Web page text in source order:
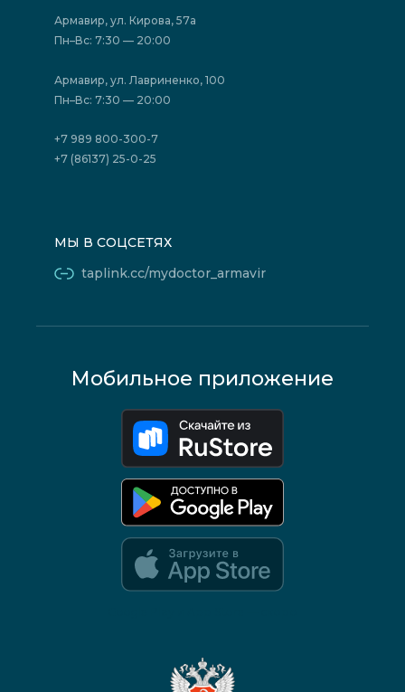
Фотогалерея
Политика конфиденциальности
Акции
Акции
Отзывы
Государственные программы
Юридическим лицам
Армавир, ул. Кирова, 57а
Пн–Вс: 7:30 — 20:00
Армавир, ул. Лавриненко, 100
Пн–Вс: 7:30 — 20:00
+7 989 800-300-7
+7 (86137) 25-0-25
МЫ В СОЦСЕТЯХ
taplink.cc/mydoctor_armavir
Мобильное приложение